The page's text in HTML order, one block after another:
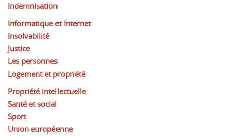
Indemnisation
Informatique et Internet
Insolvabilité
Justice
Les personnes
Logement et propriété
Propriété intellectuelle
Santé et social
Sport
Union européenne